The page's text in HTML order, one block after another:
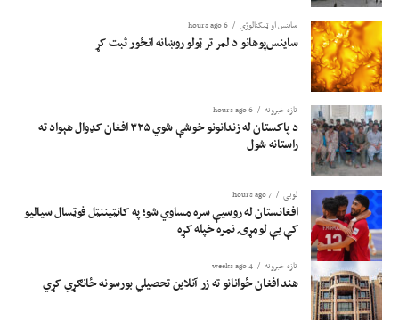
ساینس او ​​ټیکنالوژي 6 hours ago
ساینس‌پوهانو د لمر تر ټولو روښانه انځور ثبت کړ
تازه خبرونه 6 hours ago
د پاکستان له زندانونو خوشې شوي ۳۲۵ افغان کډوال هېواد ته
راستانه شول
لوبی 7 hours ago
افغانستان له روسیې سره مساوي شو؛ په کانټیننټل فوټسال سیالیو
کې یې لومړۍ نمره خپله کړه
تازه خبرونه 4 weeks ago
هند افغان ځوانانو ته زر آنلاین تحصیلي بورسونه ځانګړي کړي